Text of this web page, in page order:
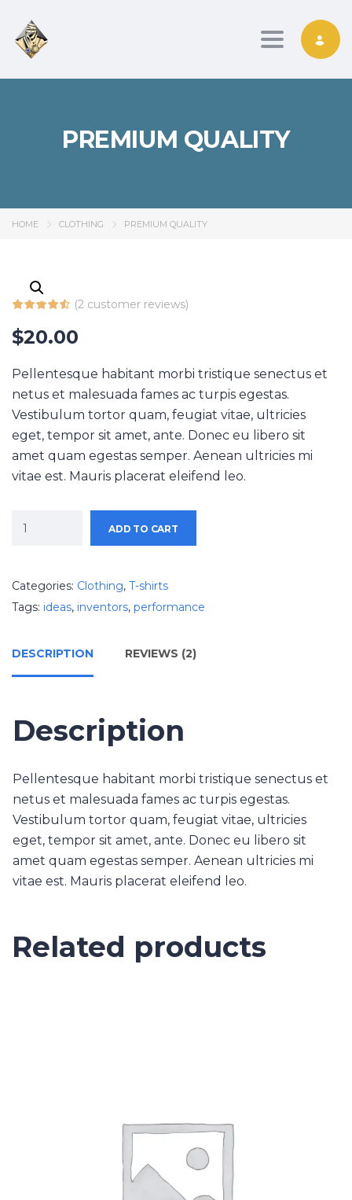
Toggle
PREMIUM QUALITY
HOME CLOTHING PREMIUM QUALITY
(2 customer reviews)
$20.00
Pellentesque habitant morbi tristique senectus et
netus et malesuada fames ac turpis egestas.
Vestibulum tortor quam, feugiat vitae, ultricies
eget, tempor sit amet, ante. Donec eu libero sit
amet quam egestas semper. Aenean ultricies mi
vitae est. Mauris placerat eleifend leo.
ADD TO CART
Categories: Clothing, T-shirts
Tags: ideas, inventors, performance
DESCRIPTION REVIEWS (2)
Description
Pellentesque habitant morbi tristique senectus et
netus et malesuada fames ac turpis egestas.
Vestibulum tortor quam, feugiat vitae, ultricies
eget, tempor sit amet, ante. Donec eu libero sit
amet quam egestas semper. Aenean ultricies mi
vitae est. Mauris placerat eleifend leo.
Related products